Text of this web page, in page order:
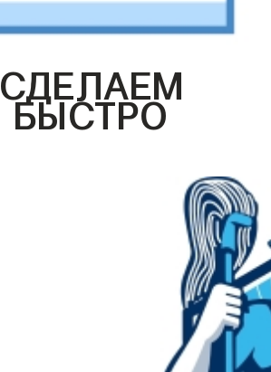
СДЕЛАЕМ
БЫСТРО